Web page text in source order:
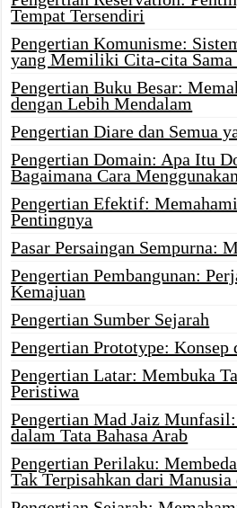
Tempat Tersendiri
Pengertian Komunisme:
yang Memiliki Cita-cita Sama
Pengertian Buku Besar:
dengan Lebih Mendalam
Pengertian Diare dan Semua
Pengertian Domain: Apa Itu
Bagaimana Cara
Pengertian Efektif:
Pentingnya
Pasar Persaingan Sempurna:
Pengertian Pembangunan:
Kemajuan
Pengertian Sumber Sejarah
Pengertian Prototype: Konsep
Pengertian Latar: Membuka
Peristiwa
Pengertian Mad Jaiz
dalam Tata Bahasa Arab
Pengertian Perilaku:
Tak Terpisahkan dari